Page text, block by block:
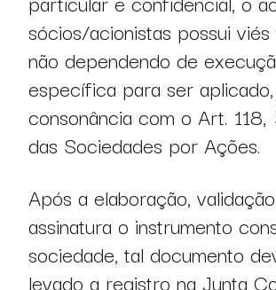
sócios/acionistas possui viés
não dependendo de
específica para ser
consonância com o Art.
das Sociedades por Ações.
Após a elaboração,
assinatura o instrumento
sociedade, tal documento
levado a registro na Junta